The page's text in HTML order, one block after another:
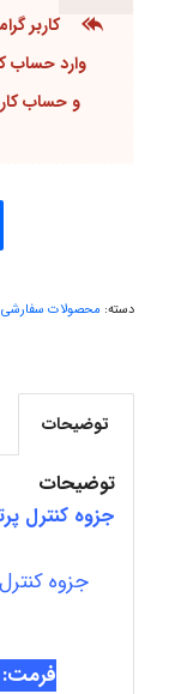
کاربر
وارد حساب
و حساب
دسته: محصولات سفارشی
توضیحات
توضیحات
جزوه کنترل
جزوه
فرمت: WORD